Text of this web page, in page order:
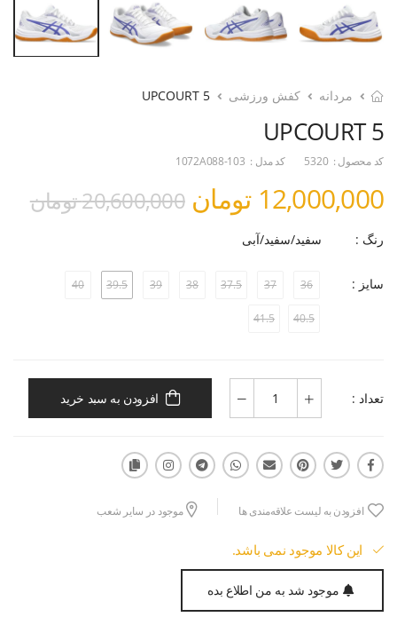
مردانه کفش ورزشی UPCOURT 5
UPCOURT 5
کد محصول : 5320 کد مدل : 1072A088-103
12,000,000 تومان 20,600,000 تومان
رنگ : سفید/سفید/آبی
سایز : 36
37
37.5
38
39
39.5
40
40.5
41.5
تعداد : افزودن به سبد خرید
افزودن به لیست علاقه‌مندی ها موجود در سایر شعب
این کالا موجود نمی باشد.
موجود شد به من اطلاع بده